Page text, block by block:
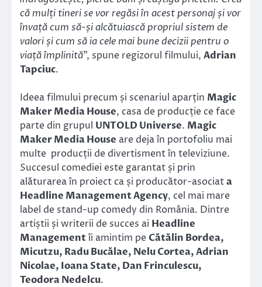
că mulți tineri se vor regăsi în acest personaj și vor
învață cum să-și alcătuiască propriul sistem de
valori și cum să ia cele mai bune decizii pentru o
viață împlinită”, spune regizorul filmului, Adrian
Tapciuc.
Ideea filmului precum și scenariul aparțin Magic
Maker Media House, casa de producție ce face
parte din grupul UNTOLD Universe. Magic
Maker Media House are deja în portofoliu mai
multe producții de divertisment în televiziune.
Succesul comediei este garantat și prin
alăturarea în proiect ca și producător-asociata
Headline Management Agency, cel mai mare
label de stand-up comedy din România. Dintre
artiștii și writerii de succes ai Headline
Managementîi amintim pe Cătălin Bordea,
Micutzu, Radu Bucălae, Nelu Cortea, Adrian
Nicolae, Ioana State, Dan Frinculescu,
Teodora Nedelcu.